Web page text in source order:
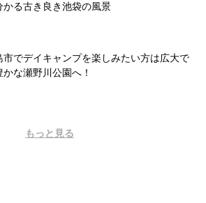
かる古き良き池袋の風景
市でデイキャンプを楽しみたい方は広大で
かな瀬野川公園へ！
もっと見る